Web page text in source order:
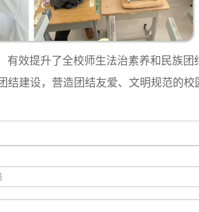
效提升了全校师生法治素养和民族团
建设，营造团结友爱、文明规范的校